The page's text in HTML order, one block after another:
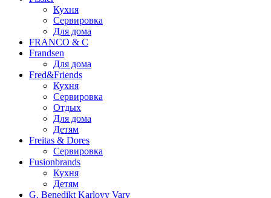
Кухня
Сервировка
Для дома
FRANCO & C
Frandsen
Для дома
Fred&Friends
Кухня
Сервировка
Отдых
Для дома
Детям
Freitas & Dores
Сервировка
Fusionbrands
Кухня
Детям
G. Benedikt Karlovy Vary